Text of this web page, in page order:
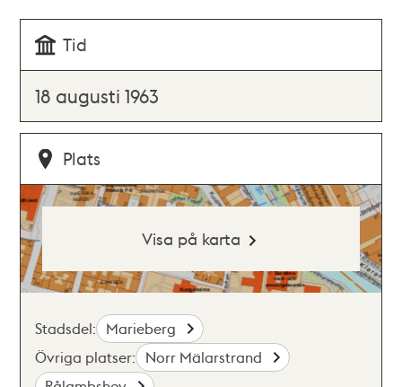
Tid
18 augusti 1963
Plats
Visa på karta
Stadsdel: Marieberg
Övriga platser: Norr Mälarstrand